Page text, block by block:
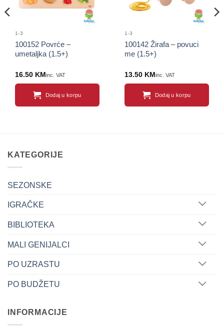
1-3
100152 Povrće –
umetaljka (1.5+)
16.50 KM inc. VAT
Dodaj u korpu
1-3
100142 Žirafa – povuci
me (1.5+)
13.50 KM inc. VAT
Dodaj u korpu
KATEGORIJE
SEZONSKE
IGRAČKE
BIBLIOTEKA
MALI GENIJALCI
PO UZRASTU
PO BUDŽETU
INFORMACIJE